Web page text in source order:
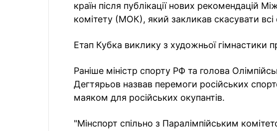
країн після публікації нових рекомендацій
комітету (МОК), який закликав скасувати всі
Етап Кубка виклику з художньої гімнастики
Раніше міністр спорту РФ та голова
Дегтярьов назвав перемоги російських
маяком для російських окупантів.
"Мінспорт спільно з Паралімпійським